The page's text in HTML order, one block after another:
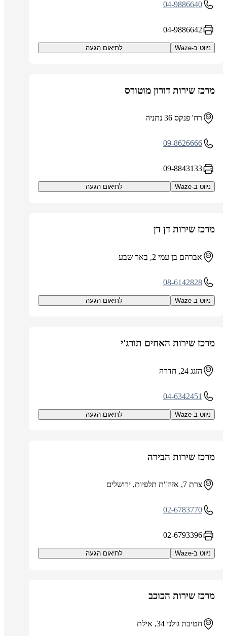
04-9886640
04-9886642
ניווט ב-Waze לתיאום הגעה
מרכז שירות דורון מוטורס
רח' פנקס 36 נתניה
09-8626666
09-8843133
ניווט ב-Waze לתיאום הגעה
מרכז שירות דן דן
אברהם בן עמי 2, באר שבע
08-6142828
ניווט ב-Waze לתיאום הגעה
מרכז שירות האחים תורג'י
הזגג 24, חדרה
04-6342451
ניווט ב-Waze לתיאום הגעה
מרכז שירות הבירה
צרת 7, אזה"ת תלפיות, ירושלים
02-6783770
02-6793396
ניווט ב-Waze לתיאום הגעה
מרכז שירות הכוכב
חטיבת גולני 34, אילת